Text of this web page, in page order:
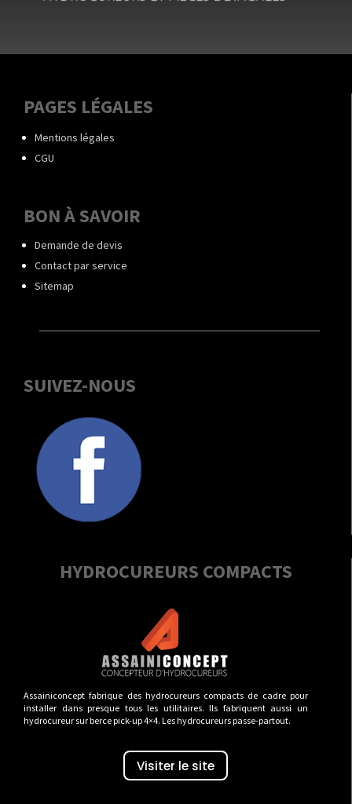
PAGES LÉGALES
Mentions légales
CGU
BON À SAVOIR
Demande de devis
Contact par service
Sitemap
SUIVEZ-NOUS
HYDROCUREURS COMPACTS
Assainiconcept fabrique des hydrocureurs compacts de cadre pour
installer dans presque tous les utilitaires. Ils fabriquent aussi un
hydrocureur sur berce pick-up 4×4. Les hydrocureurs passe-partout.
Visiter le site